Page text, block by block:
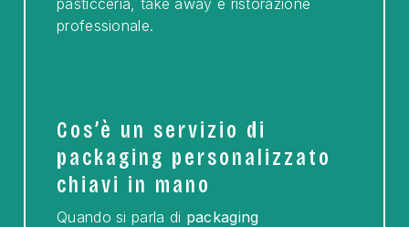
pasticceria, take away e ristorazione
professionale.
Cos’è un servizio di
packaging personalizzato
chiavi in mano
Quando si parla di packaging